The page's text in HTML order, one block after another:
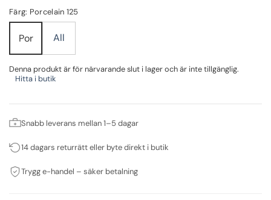
Färg: Porcelain 125
Por All
Denna produkt är för närvarande slut i lager och är inte tillgänglig.
Hitta i butik
Snabb leverans mellan 1–5 dagar
14 dagars returrätt eller byte direkt i butik
Trygg e-handel – säker betalning